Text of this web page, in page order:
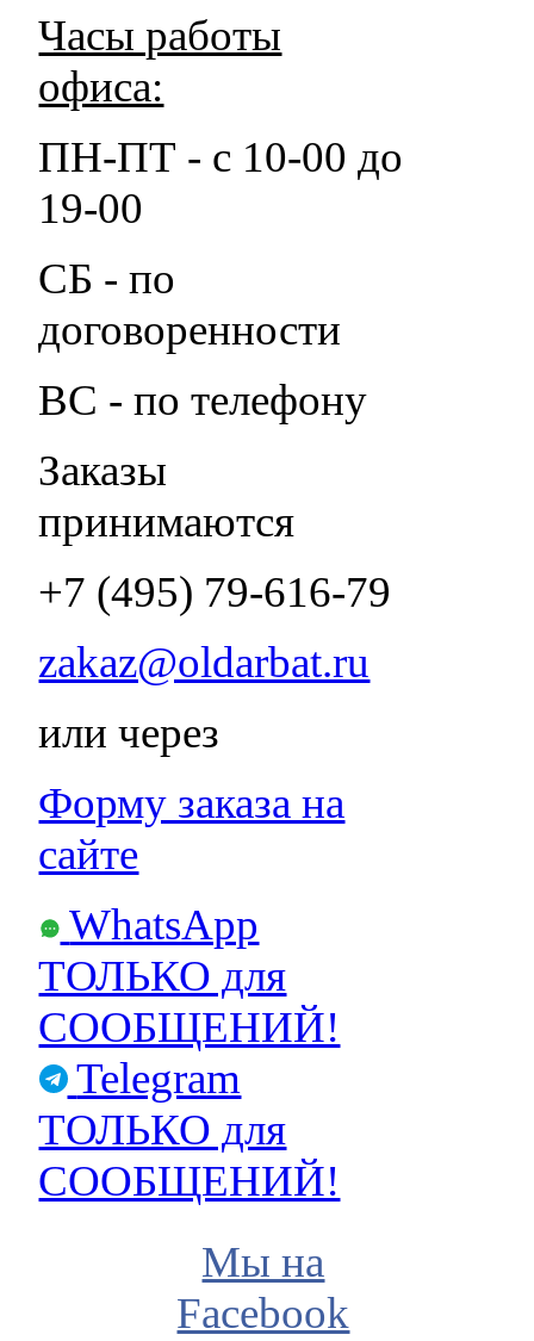
Часы работы
офиса:
ПН-ПТ - с 10-00 до
19-00
СБ - по
договоренности
ВС - по телефону
Заказы
принимаются
+7 (495) 79-616-79
zakaz@oldarbat.ru
или через
Форму заказа на
сайте
WhatsApp
ТОЛЬКО для
СООБЩЕНИЙ!
Telegram
ТОЛЬКО для
СООБЩЕНИЙ!
Мы на
Facebook